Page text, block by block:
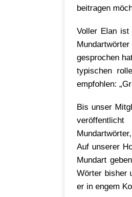
beitragen
Voller Elan ist
gesprochen
typischen
empfohlen:
Bis unser
Auf unserer
Mundart
Wörter bisher
er in engem